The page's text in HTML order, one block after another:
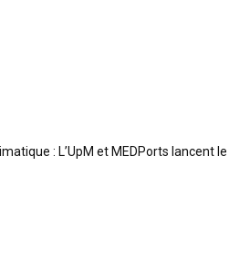
: L’UpM et MEDPorts lancent